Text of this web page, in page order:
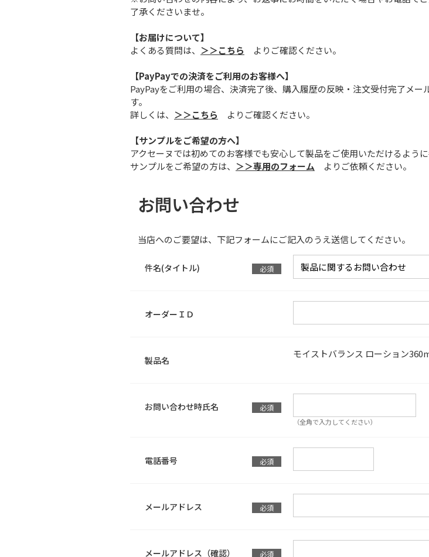
了承くださいませ。
【お届けについて】
よくある質問は、 ＞＞こちら よりご確認ください。
【PayPayでの決済をご利用のお客様へ】
PayPayをご利用の場合、決済完了後、購入履歴の反映・注文受付完了メ
す。
詳しくは、 ＞＞こちら よりご確認ください。
【サンプルをご希望の方へ】
アクセーヌでは初めてのお客様でも安心して製品をご使用いただけるよう
サンプルをご希望の方は、 ＞＞専用のフォーム よりご依頼ください。
お問い合わせ
当店へのご要望は、下記フォームにご記入のうえ送信してください。
件名(タイトル)
オーダーＩＤ
製品名
モイストバランス ローション
お問い合わせ時氏名
（全角で入力してください）
電話番号
メールアドレス
メールアドレス（確認）